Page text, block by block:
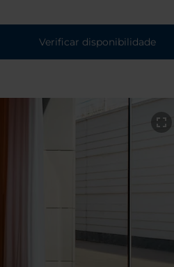
Verificar disponibilidade